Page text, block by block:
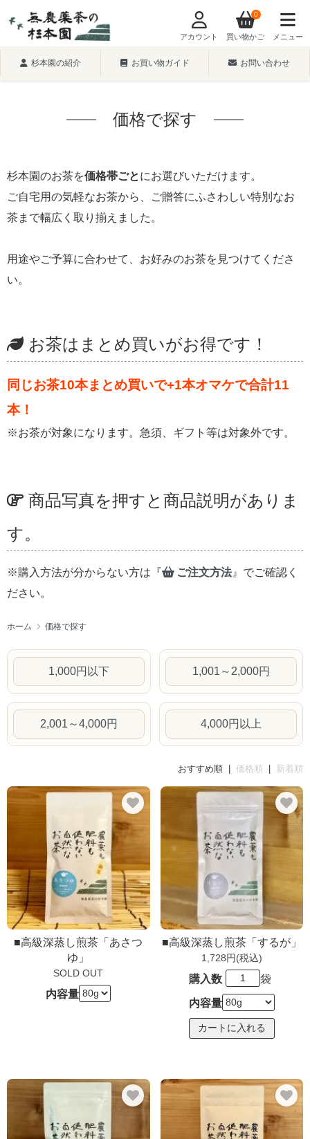
アカウント 買い物かご
0
メニュー
杉本園の紹介 お買い物ガイド お問い合わせ
価格で探す
杉本園のお茶を価格帯ごとにお選びいただけます。
ご自宅用の気軽なお茶から、ご贈答にふさわしい特別なお
茶まで幅広く取り揃えました。
用途やご予算に合わせて、お好みのお茶を見つけてくださ
い。
お茶はまとめ買いがお得です！
同じお茶10本まとめ買いで+1本オマケで合計11
本！
※お茶が対象になります。急須、ギフト等は対象外です。
商品写真を押すと商品説明がありま
す。
※購入方法が分からない方は『 ご注文方法 』でご確認く
ださい。
ホーム 価格で探す
1,000円以下 1,001～2,000円
2,001～4,000円 4,000円以上
おすすめ順 | 価格順 新着順
■高級深蒸し煎茶「あさつ
ゆ」
SOLD OUT
内容量
■高級深蒸し煎茶「するが」
1,728円(税込)
購入数 袋
内容量